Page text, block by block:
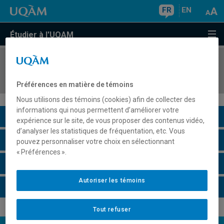
FR EN
Étudier à l'UQAM
COURS//
Description du cours
Horaire - Été 2026
Préférences en matière de témoins
Nous utilisons des témoins (cookies) afin de collecter des
informations qui nous permettent d’améliorer votre
expérience sur le site, de vous proposer des contenus vidéo,
d’analyser les statistiques de fréquentation, etc. Vous
pouvez personnaliser votre choix en sélectionnant
« Préférences ».
Tout refuser
Autoriser les témoins